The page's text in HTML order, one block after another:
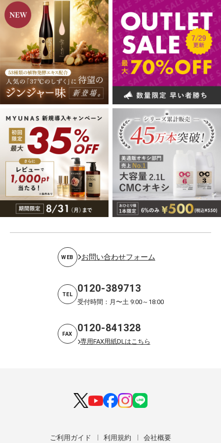
WEB お問い合わせフォーム
TEL 0120-389713
受付時間：月〜土 9:00～18:00
FAX 0120-841328
専用FAX用紙DLはこちら
ご利用ガイド 利用規約 会社概要